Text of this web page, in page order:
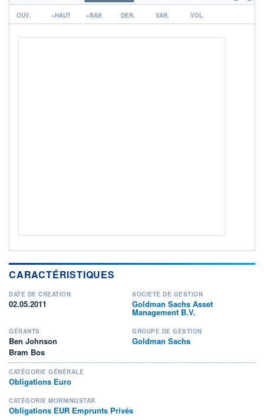
RISQUE DU FONDS (SRI)
2/7
r
OUV. +HAUT +BAS DER. VAR. VOL.
CARACTÉRISTIQUES
DATE DE CRÉATION
02.05.2011
SOCIÉTÉ DE GESTION
Goldman Sachs Asset
Management B.V.
GÉRANTS
Ben Johnson
Bram Bos
GROUPE DE GESTION
Goldman Sachs
CATÉGORIE GÉNÉRALE
Obligations Euro
CATÉGORIE MORNINGSTAR
Obligations EUR Emprunts Privés